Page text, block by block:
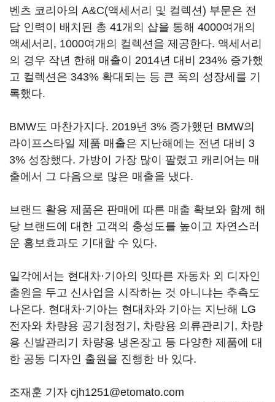
벤츠 코리아의 A&C(액세서리 및 컬렉션) 부문은 전
담 인력이 배치된 총 41개의 샵을 통해 4000여개의
액세서리, 1000여개의 컬렉션을 제공한다. 액세서리
의 경우 작년 한해 매출이 2014년 대비 234% 증가했
고 컬렉션은 343% 확대되는 등 큰 폭의 성장세를 기
록했다.
BMW도 마찬가지다. 2019년 3% 증가했던 BMW의
라이프스타일 제품 매출은 지난해에는 전년 대비 3
3% 성장했다. 가방이 가장 많이 팔렸고 캐리어는 매
출에서 그 다음으로 많은 매출을 냈다.
브랜드 활용 제품은 판매에 따른 매출 확보와 함께 해
당 브랜드에 대한 고객의 충성도를 높이고 자연스러
운 홍보효과도 기대할 수 있다.
일각에서는 현대차·기아의 잇따른 자동차 외 디자인
출원을 두고 신사업을 시작하는 것 아니냐는 추측도
나온다. 현대차·기아는 현대차와 기아는 지난해 LG
전자와 차량용 공기청정기, 차량용 의류관리기, 차량
용 신발관리기 차량용 냉온장고 등 다양한 제품에 대
한 공동 디자인 출원을 진행한 바 있다.
조재훈 기자 cjh1251@etomato.com